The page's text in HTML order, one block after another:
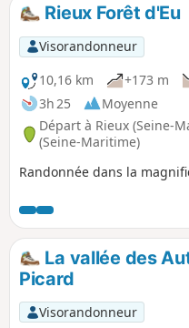
Rieux Forêt d'Eu
Visorandonneur
10,16 km
+173 m
3h 25
Moyenne
Départ à Rieux (Seine-
(Seine-Maritime)
Randonnée dans la
La vallée des
Picard
Visorandonneur